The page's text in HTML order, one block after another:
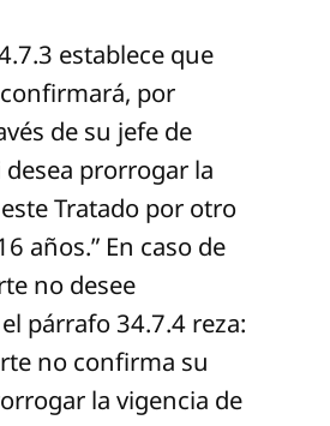
establece que
confirmará, por
de su jefe de
prorrogar la
Tratado por otro
años.” En caso de
no desee
párrafo 34.7.4 reza:
no confirma su
la vigencia de